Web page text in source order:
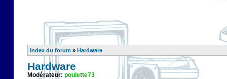
Index du forum » Hardware
Hardware
Modérateur: poulette73